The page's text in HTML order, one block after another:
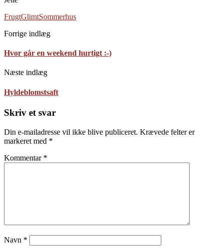
FrugtGlimtSommerhus
Forrige indlæg
Hvor går en weekend hurtigt :-)
Næste indlæg
Hyldeblomstsaft
Skriv et svar
Din e-mailadresse vil ikke blive publiceret. Krævede felter er
markeret med *
Kommentar *
Navn *